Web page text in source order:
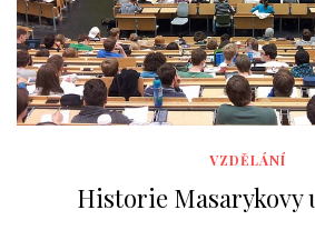
VZDĚLÁNÍ
Historie